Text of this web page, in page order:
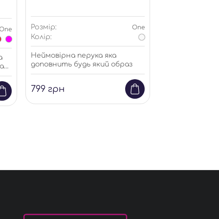
Розмір: One
Колір:
Неймовірна перука яка
доповнить будь який образ
799 грн
Панчохи